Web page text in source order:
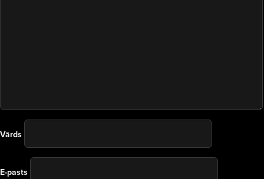
Vārds
E-pasts